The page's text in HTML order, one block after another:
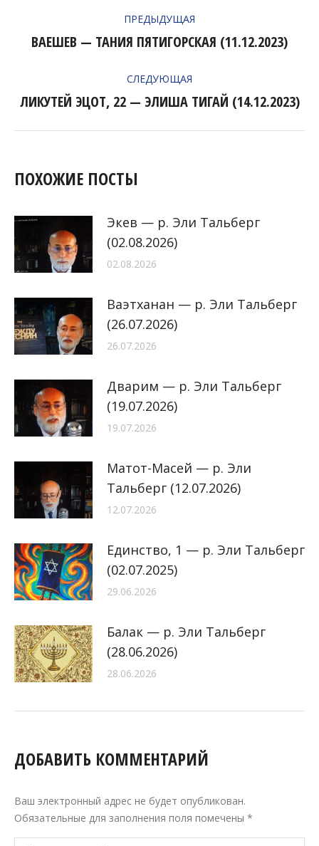
ПО
ПРЕДЫДУЩАЯ
Предыдущая
ВАЕШЕВ — ТАНИЯ ПЯТИГОРСКАЯ (11.12.2023)
СЛЕДУЮЩАЯ
Следующая
ЛИКУТЕЙ ЭЦОТ, 22 — ЭЛИША ТИГАЙ (14.12.2023)
ПОХОЖИЕ ПОСТЫ
Экев — р. Эли Тальберг
(02.08.2026)
02.08.2026
Ваэтханан — р. Эли Тальберг
(26.07.2026)
26.07.2026
Дварим — р. Эли Тальберг
(19.07.2026)
19.07.2026
Матот-Масей — р. Эли
Тальберг (12.07.2026)
12.07.2026
Единство, 1 — р. Эли Тальберг
(02.07.2025)
29.06.2026
Балак — р. Эли Тальберг
(28.06.2026)
28.06.2026
ДОБАВИТЬ КОММЕНТАРИЙ
Ваш электронный адрес не будет опубликован.
Обязательные для заполнения поля помечены *